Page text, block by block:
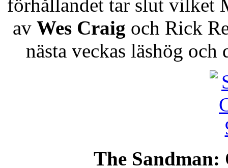
förhållandet tar slut vilket
av Wes Craig och Rick
nästa veckas läshög
The Sandman: